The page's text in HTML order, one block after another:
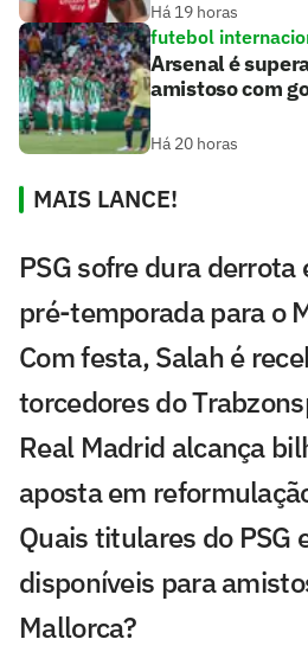
Há 19 horas
futebol
Arsenal é
amistoso com
Há 20 horas
MAIS LANCE!
PSG sofre dura
pré-temporada para o
Com festa, Salah é
torcedores do
Real Madrid alcança
aposta em
Quais titulares do PSG
disponíveis para
Mallorca?